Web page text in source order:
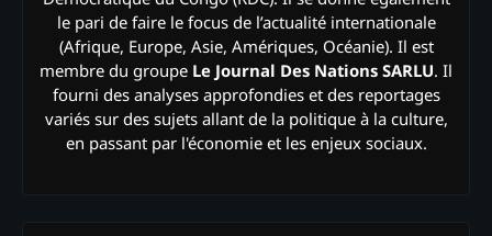
le pari de faire le focus de l’actualité internationale
(Afrique, Europe, Asie, Amériques, Océanie). Il est
membre du groupe Le Journal Des Nations SARLU. Il
fourni des analyses approfondies et des reportages
variés sur des sujets allant de la politique à la culture,
en passant par l'économie et les enjeux sociaux.